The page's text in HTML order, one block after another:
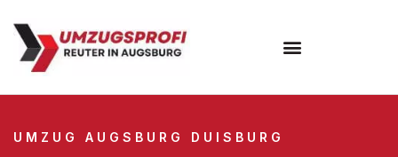
UMZUG AUGSBURG DUISBURG